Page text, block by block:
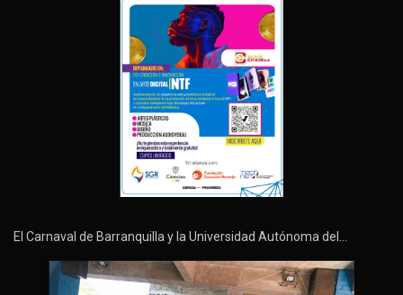
El Carnaval de Barranquilla y la Universidad Autónoma del…